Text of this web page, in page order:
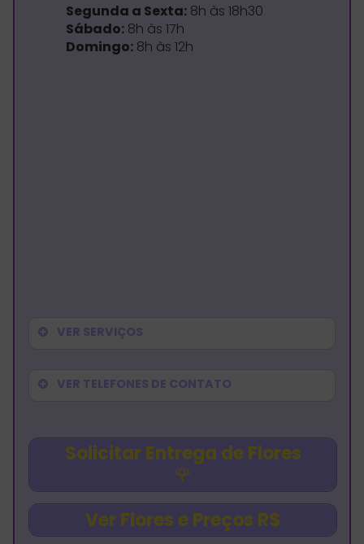
Segunda a Sexta: 8h às 18h30
Sábado: 8h às 17h
Domingo: 8h às 12h
VER SERVIÇOS
VER TELEFONES DE CONTATO
Solicitar Entrega de Flores
🌹
Ver Flores e Preços R$